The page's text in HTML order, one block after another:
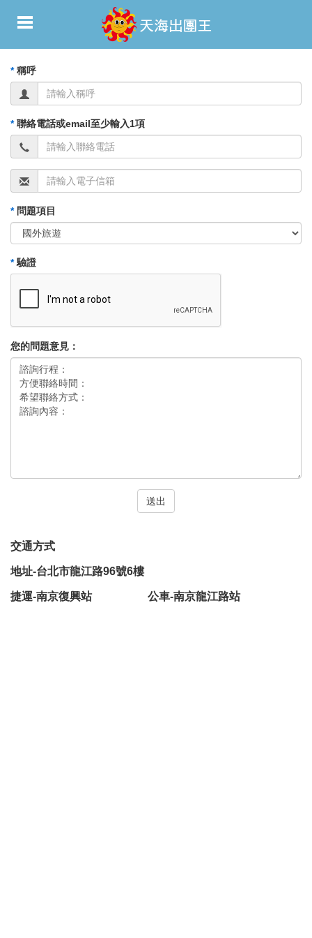
*稱呼
*聯絡電話或email至少輸入1項
*問題項目
*驗證
您的問題意見：
送出
交通方式
地址-台北市龍江路96號6樓
捷運-南京復興站 公車-南京龍江路站